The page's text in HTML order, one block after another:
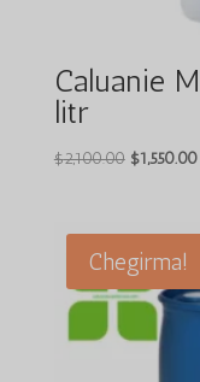
Caluanie
litr
$2,100.00 Asl
$1,550.00
Chegirma!